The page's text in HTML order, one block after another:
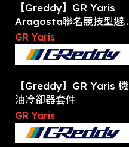
【Greddy】GR Yaris
Aragosta聯名競技型避
震器
GR Yaris
【Greddy】GR Yaris 機
油冷卻器套件
GR Yaris